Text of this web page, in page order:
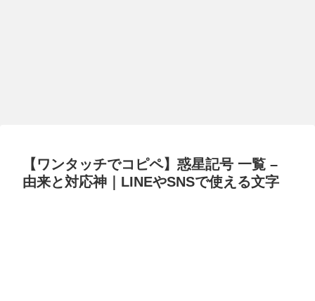
【ワンタッチでコピペ】惑星記号 一覧 –
由来と対応神｜LINEやSNSで使える文字